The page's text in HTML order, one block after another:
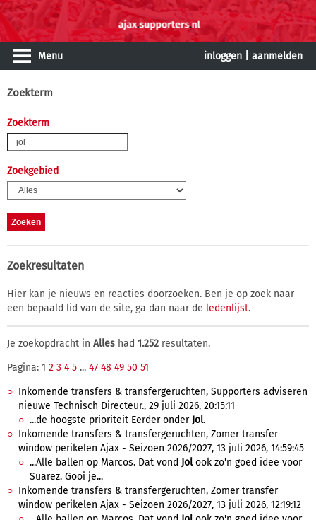
Menu inloggen aanmelden
Zoekterm
Zoekterm
Zoekgebied
Zoekresultaten
Hier kan je nieuws en reacties doorzoeken. Ben je op zoek naar
een bepaald lid van de site, ga dan naar de ledenlijst.
Je zoekopdracht in Alles had 1.252 resultaten.
Pagina: 1 2 3 4 5 ... 47 48 49 50 51
Inkomende transfers & transfergeruchten, Supporters adviseren
nieuwe Technisch Directeur., 29 juli 2026, 20:15:11
...de hoogste prioriteit Eerder onder Jol.
Inkomende transfers & transfergeruchten, Zomer transfer
window perikelen Ajax - Seizoen 2026/2027, 13 juli 2026, 14:59:45
...Alle ballen op Marcos. Dat vond Jolook zo'n goed idee voor
Suarez. Gooi je...
Inkomende transfers & transfergeruchten, Zomer transfer
window perikelen Ajax - Seizoen 2026/2027, 13 juli 2026, 12:19:12